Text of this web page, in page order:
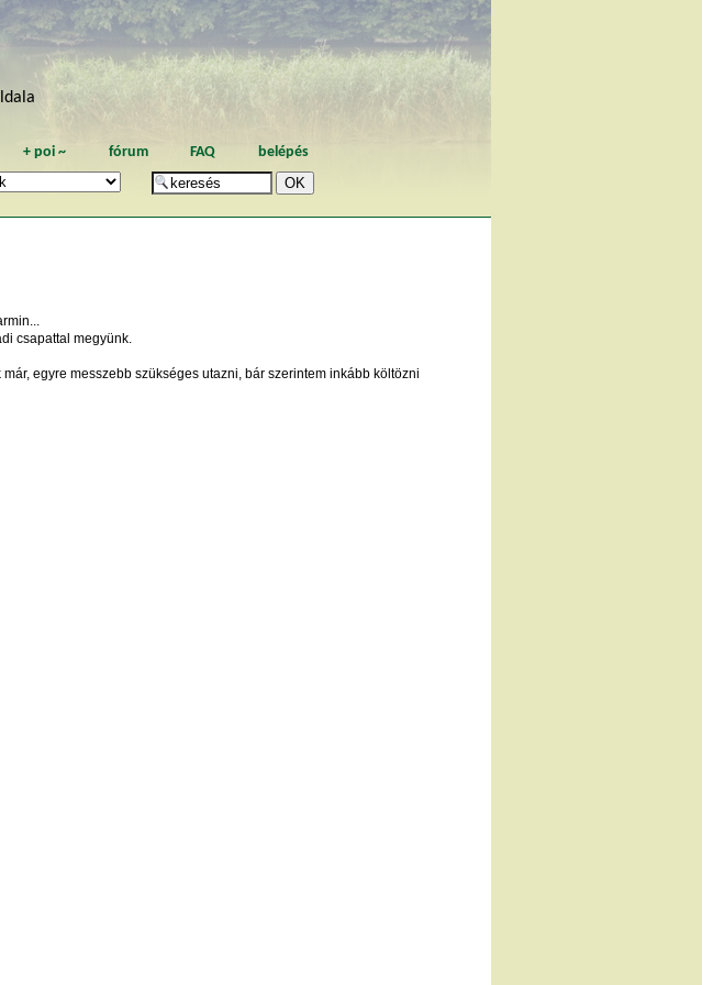
+ poi~ fórum FAQ belépés
csapattal megyünk.
egyre messzebb szükséges utazni, bár szerintem inkább költözni